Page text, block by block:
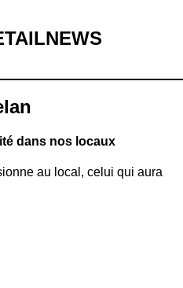
dans nos locaux
au local, celui qui aura